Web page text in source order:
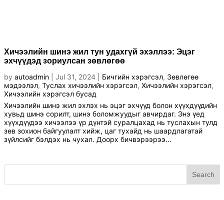
Хичээлийн шинэ жил тун удахгүй эхэллээ: Эцэг
эхчүүдэд зориулсан зөвлөгөө
by autoadmin Jul 31, 2024 Бичгийн хэрэгсэл, Зөвлөгөө
мэдээлэл, Туслах хичээлийн хэрэгсэл, Хичээлийн хэрэгсэл,
Хичээлийн хэрэгсэл бусад
Хичээлийн шинэ жил эхлэх нь эцэг эхчүүд болон хүүхдүүдийн
хувьд шинэ сорилт, шинэ боломжуудыг авчирдаг. Энэ үед
хүүхдүүдээ хичээлээ үр дүнтэй суралцахад нь туслахын тулд
зөв зохион байгуулалт хийж, цаг тухайд нь шаардлагатай
зүйлсийг бэлдэх нь чухал. Доорх бичвэрээрээ...
Search